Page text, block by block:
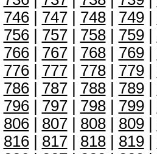
746| 747| 748| 749|
756| 757| 758| 759|
766| 767| 768| 769|
776| 777| 778| 779|
786| 787| 788| 789|
796| 797| 798| 799|
806| 807| 808| 809|
816| 817| 818| 819|